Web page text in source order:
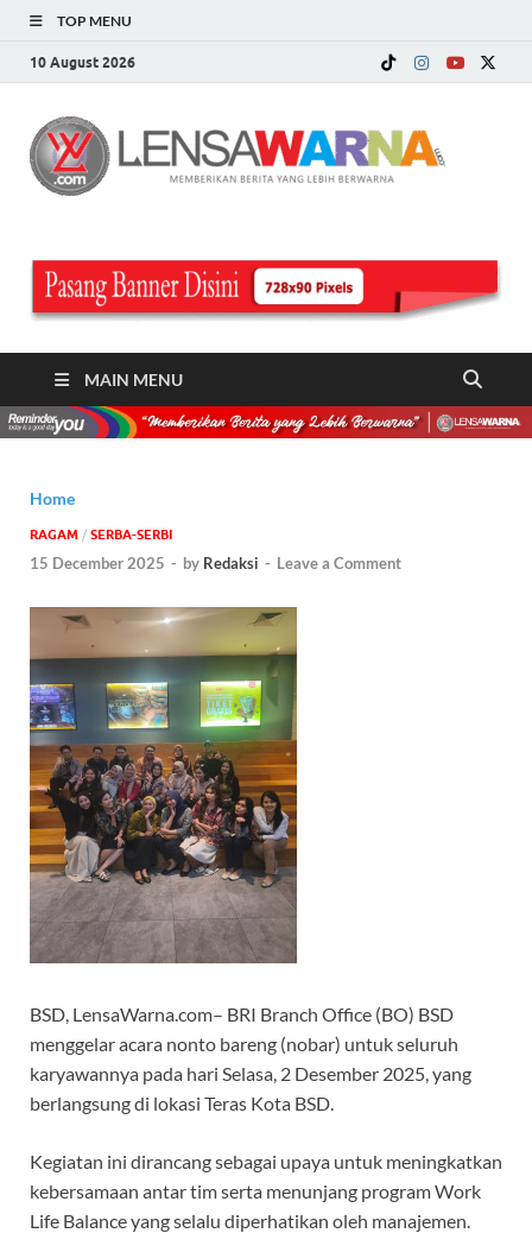
TOP MENU
10 August 2026
MAIN MENU
Home
‎RAGAM / SERBA-SERBI
15 December 2025 - by Redaksi - Leave a Comment
BSD, LensaWarna.com– BRI Branch Office (BO) BSD
menggelar acara nonto bareng (nobar) untuk seluruh
karyawannya pada hari Selasa, 2 Desember 2025, yang
berlangsung di lokasi Teras Kota BSD.
Kegiatan ini dirancang sebagai upaya untuk meningkatkan
kebersamaan antar tim serta menunjang program Work
Life Balance yang selalu diperhatikan oleh manajemen.